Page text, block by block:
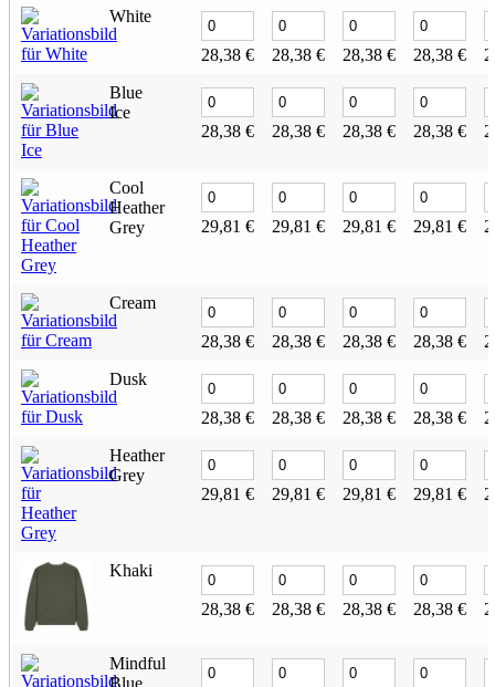
White
28,38 € 28,38 € 28,38 € 28,38 €
Blue
Ice
28,38 € 28,38 € 28,38 € 28,38 €
Cool
Heather
Grey
29,81 € 29,81 € 29,81 € 29,81 €
Cream
28,38 € 28,38 € 28,38 € 28,38 €
Dusk
28,38 € 28,38 € 28,38 € 28,38 €
Heather
Grey
29,81 € 29,81 € 29,81 € 29,81 €
Khaki
28,38 € 28,38 € 28,38 € 28,38 €
Mindful
Blue